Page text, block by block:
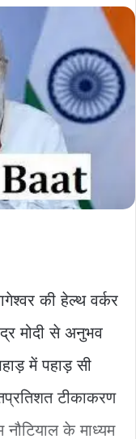
की हेल्थ वर्कर
मोदी से अनुभव
में पहाड़ सी
टीकाकरण
के माध्यम